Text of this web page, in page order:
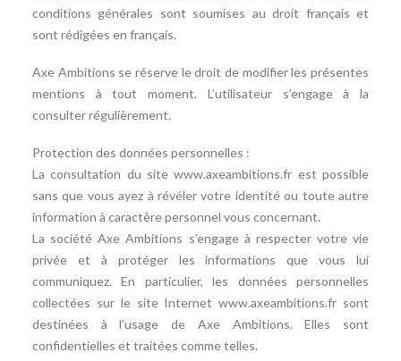
conditions générales sont soumises au droit français et
sont rédigées en français.
Axe Ambitions se réserve le droit de modifier les présentes
mentions à tout moment. L’utilisateur s’engage à la
consulter régulièrement.
Protection des données personnelles :
La consultation du site www.axeambitions.fr est possible
sans que vous ayez à révéler votre identité ou toute autre
information à caractère personnel vous concernant.
La société Axe Ambitions s’engage à respecter votre vie
privée et à protéger les informations que vous lui
communiquez. En particulier, les données personnelles
collectées sur le site Internet www.axeambitions.fr sont
destinées à l’usage de Axe Ambitions. Elles sont
confidentielles et traitées comme telles.